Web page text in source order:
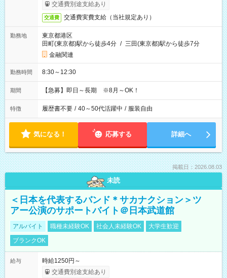
交通費別途支給あり
交通費 交通費実費支給（当社規定あり）
勤務地
東京都港区
田町(東京都)駅から徒歩4分 / 三田(東京都)駅から徒歩7分
金融関連
勤務時間 8:30～12:30
期間 【急募】即日～長期 ※8月～OK！
特徴 履歴書不要 / 40～50代活躍中 / 服装自由
気になる！ 応募する 詳細へ
掲載日：2026.08.03
未読
＜日本を代表するバンド＊サカナクション＞ツ
アー公演のサポートバイト＠日本武道館
アルバイト 職種未経験OK 社会人未経験OK
大学生歓迎
ブランクOK
給与
時給1250円～
交通費別途支給あり